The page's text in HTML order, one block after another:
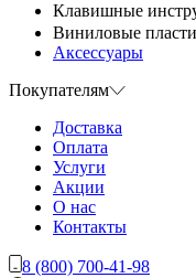
Клавишные
Виниловые
Аксессуары
Покупателям
Доставка
Оплата
Услуги
Акции
О нас
Контакты
8 (800) 700-41-98